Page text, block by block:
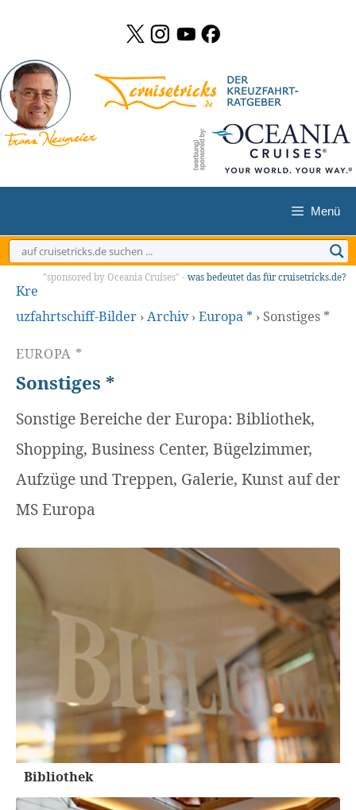
springen
Menü
"sponsored by Oceania Cruises" - was bedeutet das für cruisetricks.de?
Kre
uzfahrtschiff-Bilder ›Archiv ›Europa * ›Sonstiges *
EUROPA *
Sonstiges *
Sonstige Bereiche der Europa: Bibliothek,
Shopping, Business Center, Bügelzimmer,
Aufzüge und Treppen, Galerie, Kunst auf der
MS Europa
Bibliothek